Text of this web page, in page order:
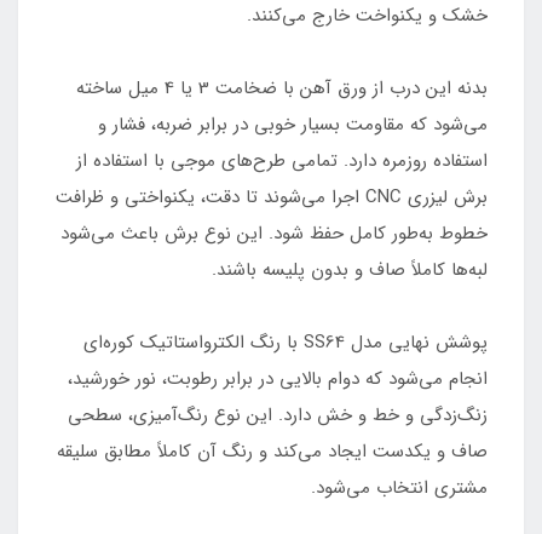
خشک و یکنواخت خارج می‌کنند.
بدنه این درب از ورق آهن با ضخامت 3 یا 4 میل ساخته
می‌شود که مقاومت بسیار خوبی در برابر ضربه، فشار و
استفاده روزمره دارد. تمامی طرح‌های موجی با استفاده از
برش لیزری CNC اجرا می‌شوند تا دقت، یکنواختی و ظرافت
خطوط به‌طور کامل حفظ شود. این نوع برش باعث می‌شود
لبه‌ها کاملاً صاف و بدون پلیسه باشند.
پوشش نهایی مدل SS64 با رنگ الکترواستاتیک کوره‌ای
انجام می‌شود که دوام بالایی در برابر رطوبت، نور خورشید،
زنگ‌زدگی و خط و خش دارد. این نوع رنگ‌آمیزی، سطحی
صاف و یکدست ایجاد می‌کند و رنگ آن کاملاً مطابق سلیقه
مشتری انتخاب می‌شود.